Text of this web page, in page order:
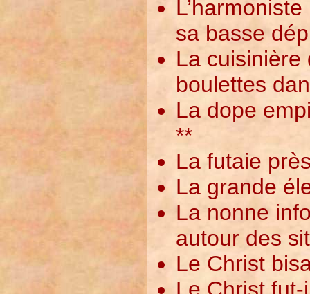
sa basse
La cuisinière
boulettes
La dope
**
La futaie
La grande
La nonne
autour des
Le Christ